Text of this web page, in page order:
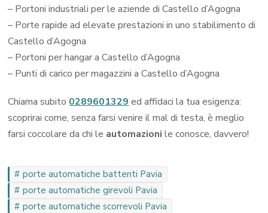
– Portoni industriali per le aziende di Castello d’Agogna
– Porte rapide ad elevate prestazioni in uno stabilimento di
Castello d’Agogna
– Portoni per hangar a Castello d’Agogna
– Punti di carico per magazzini a Castello d’Agogna
Chiama subito 0289601329 ed affidaci la tua esigenza:
scoprirai come, senza farsi venire il mal di testa, è meglio
farsi coccolare da chi le automazioni le conosce, davvero!
porte automatiche battenti Pavia
porte automatiche girevoli Pavia
porte automatiche scorrevoli Pavia